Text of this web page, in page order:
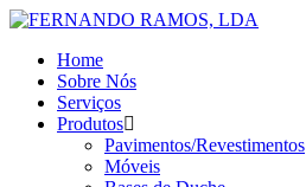
Home
Sobre Nós
Serviços
Produtos
Pavimentos/Revestimentos
Móveis